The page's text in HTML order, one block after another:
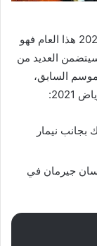
2021 هذا العام فهو
سيتضمن العديد من
السابق،
موسم الرياض 2021 وذلك بجانب نيمار
سان جيرمان في